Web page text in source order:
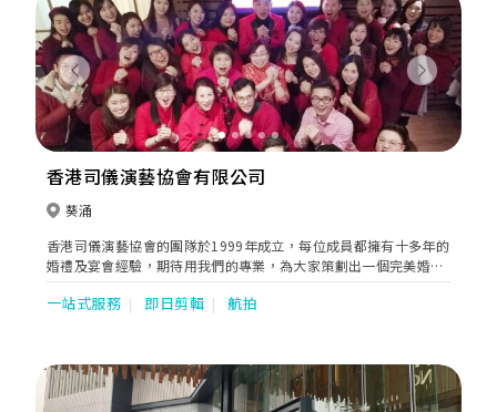
Previous Next
香港司儀演藝協會有限公司
葵涌
香港司儀演藝協會的團隊於1999年成立，每位成員都擁有十多年的
婚禮及宴會經驗，期待用我們的專業，為大家策劃出一個完美婚禮
及宴會。我們通過ISO 9001:2008 國際質量管理體系及培訓認證，
成為業界首間獲頒發國際級專業水平認可證書協會。
一站式服務 即日剪輯 航拍